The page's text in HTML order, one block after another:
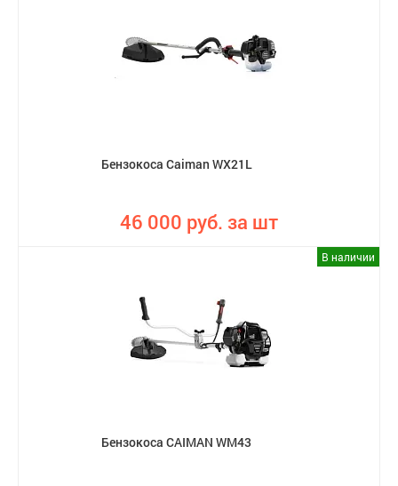
Бензокоса Caiman WX21L
46 000 руб. за шт
В наличии
Бензокоса CAIMAN WM43